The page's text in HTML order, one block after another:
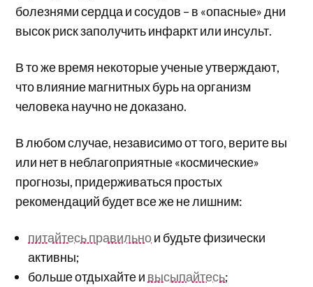
болезнями сердца и сосудов – в «опасные» дни
высок риск заполучить инфаркт или инсульт.
В то же время некоторые ученые утверждают,
что влияние магнитных бурь на организм
человека научно не доказано.
В любом случае, независимо от того, верите вы
или нет в неблагоприятные «космические»
прогнозы, придерживаться простых
рекомендаций будет все же не лишним:
питайтесь правильнои будьте физически
активны;
больше отдыхайте и высыпайтесь;